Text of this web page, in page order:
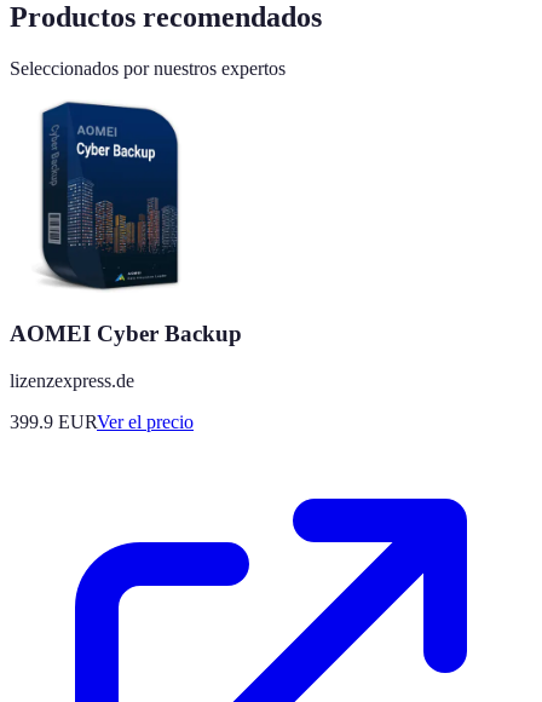
Productos recomendados
Seleccionados por nuestros expertos
AOMEI Cyber Backup
lizenzexpress.de
399.9 EURVer el precio